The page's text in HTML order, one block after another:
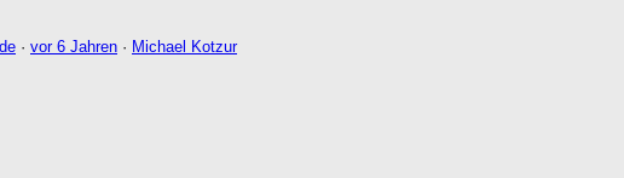
· vor 6 Jahren · Michael Kotzur